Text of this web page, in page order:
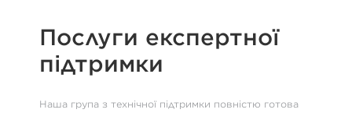
Послуги експертної
підтримки
Наша група з технічної підтримки повністю готова